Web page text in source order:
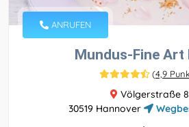
ANRUFEN
Mundus-Fine Art
(4,9
Völgerstraße
30519 Hannover